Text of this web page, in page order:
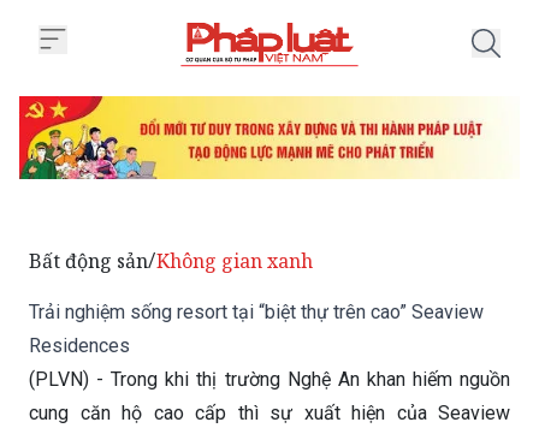
Bất động sản/Không gian xanh
Trải nghiệm sống resort tại “biệt thự trên cao” Seaview
Residences
(PLVN) - Trong khi thị trường Nghệ An khan hiếm nguồn
cung căn hộ cao cấp thì sự xuất hiện của Seaview